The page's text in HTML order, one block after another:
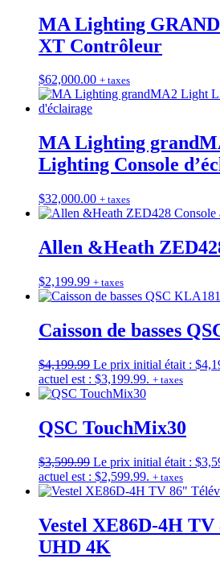
MA Lighting
XT Contrôleur
$62,000.00 + taxes
MA Lighting
Lighting Console
$32,000.00 + taxes
Allen &Heath
$2,199.99 + taxes
Caisson de basses
$4,199.99 Le prix initial était :
actuel est : $3,199.99. + taxes
QSC TouchMix30
$3,599.99 Le prix initial était :
actuel est : $2,599.99. + taxes
Vestel XE86D-4H TV
UHD 4K